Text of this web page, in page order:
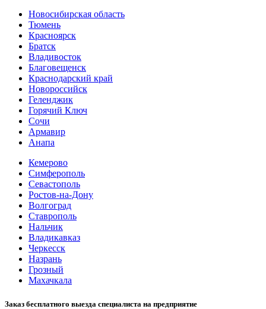
Новосибирская область
Тюмень
Красноярск
Братск
Владивосток
Благовещенск
Краснодарский край
Новороссийск
Геленджик
Горячий Ключ
Сочи
Армавир
Анапа
Кемерово
Симферополь
Севастополь
Ростов-на-Дону
Волгоград
Ставрополь
Нальчик
Владикавказ
Черкесск
Назрань
Грозный
Махачкала
Заказ бесплатного выезда специалиста на предприятие